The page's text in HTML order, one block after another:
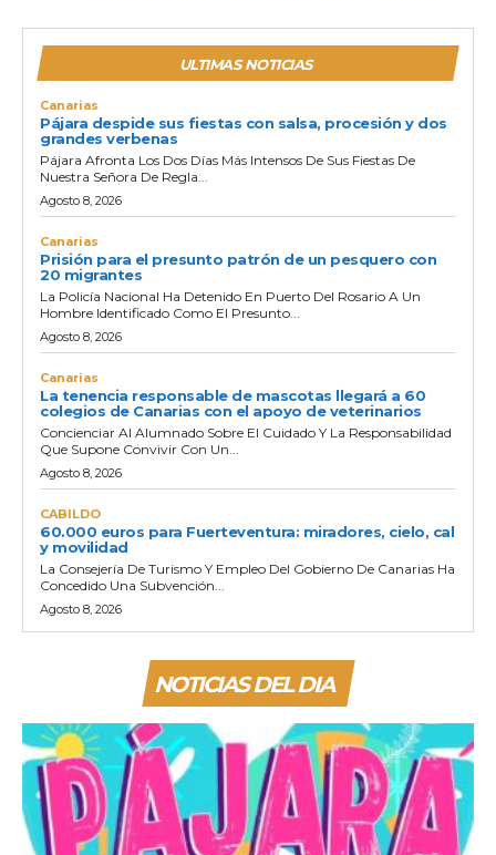
ULTIMAS NOTICIAS
Canarias
Pájara despide sus fiestas con salsa, procesión y dos
grandes verbenas
Pájara Afronta Los Dos Días Más Intensos De Sus Fiestas De
Nuestra Señora De Regla...
Agosto 8, 2026
Canarias
Prisión para el presunto patrón de un pesquero con
20 migrantes
La Policía Nacional Ha Detenido En Puerto Del Rosario A Un
Hombre Identificado Como El Presunto...
Agosto 8, 2026
Canarias
La tenencia responsable de mascotas llegará a 60
colegios de Canarias con el apoyo de veterinarios
Concienciar Al Alumnado Sobre El Cuidado Y La Responsabilidad
Que Supone Convivir Con Un...
Agosto 8, 2026
CABILDO
60.000 euros para Fuerteventura: miradores, cielo, cal
y movilidad
La Consejería De Turismo Y Empleo Del Gobierno De Canarias Ha
Concedido Una Subvención...
Agosto 8, 2026
NOTICIAS DEL DIA